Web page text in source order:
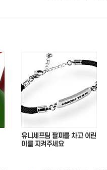
유니세프팀 팔찌를 차고 어린
이를 지켜주세요